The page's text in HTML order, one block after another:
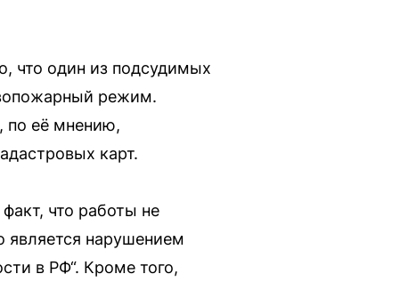
что один из подсудимых
режим.
по её мнению,
карт.
что работы не
является нарушением
в РФ“. Кроме того,